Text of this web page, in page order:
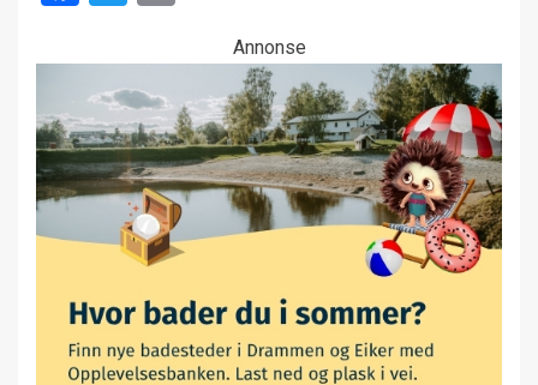
Annonse